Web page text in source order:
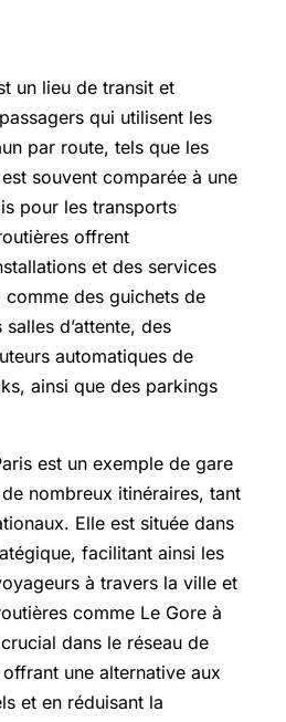
un lieu de transit et
qui utilisent les
par route, tels que les
souvent comparée à une
pour les transports
offrent
et des services
des guichets de
d’attente, des
automatiques de
ainsi que des parkings
est un exemple de gare
nombreux itinéraires, tant
Elle est située dans
facilitant ainsi les
à travers la ville et
comme Le Gore à
dans le réseau de
une alternative aux
et en réduisant la